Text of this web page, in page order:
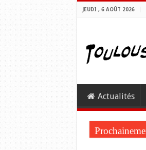
JEUDI , 6 AOÛT 2026
Actualités